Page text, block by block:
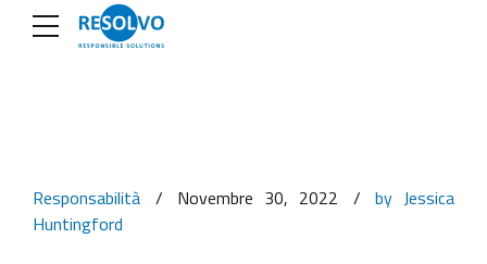
Responsabilità Novembre 30, 2022
by Jessica
Huntingford